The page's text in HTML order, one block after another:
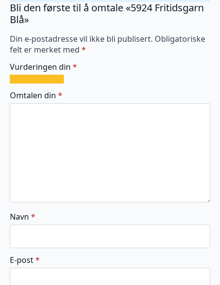
Bli den første til å omtale «5924 Fritidsgarn
Blå»
Din e-postadresse vil ikke bli publisert. Obligatoriske
felt er merket med *
Vurderingen din *
av
5
av
5
av
5
av
5
av
5
Omtalen din *
Navn *
E-post*